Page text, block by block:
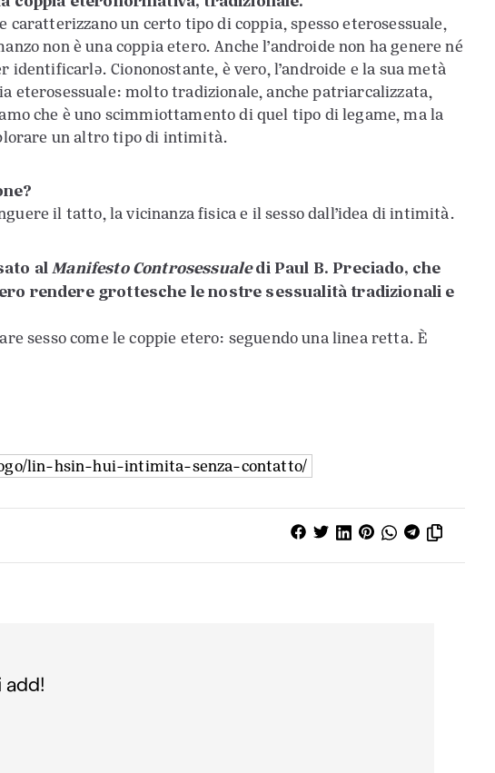
caratterizzano un certo tipo di coppia, spesso eterosessuale,
non è una coppia etero. Anche l’androide non ha genere né
Ciononostante, è vero, l’androide e la sua metà
eterosessuale: molto tradizionale, anche patriarcalizzata,
che è uno scimmiottamento di quel tipo di legame, ma la
un altro tipo di intimità.
il tatto, la vicinanza fisica e il sesso dall’idea di intimità.
alManifesto Controsessualedi Paul B. Preciado, che
rendere grottesche le nostre sessualità tradizionali e
sesso come le coppie etero: seguendo una linea retta. È
lin-hsin-hui-intimita-senza-contatto/
add!